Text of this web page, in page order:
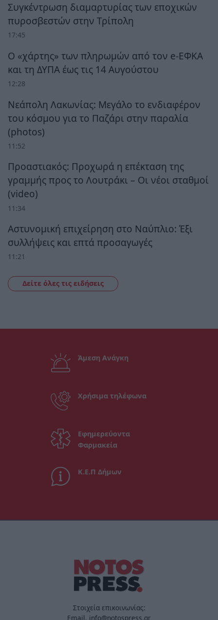
Συγκέντρωση διαμαρτυρίας των εποχικών
πυροσβεστών στην Τρίπολη
17:45
Ο «χάρτης» των πληρωμών από τον e-ΕΦΚΑ
και τη ΔΥΠΑ έως τις 14 Αυγούστου
12:28
Νεάπολη Λακωνίας: Μεγάλο το ενδιαφέρον
του κόσμου για το Παζάρι στην παραλία
(photos)
11:52
Προαστιακός: Προχωρά η επέκταση της
γραμμής προς το Λουτράκι – Οι νέοι σταθμοί
(video)
11:34
Αστυνομική επιχείρηση στο Ναύπλιο: Έξι
συλλήψεις και επτά προσαγωγές
11:21
Δείτε όλες τις ειδήσεις
Άμεση Ανάγκη
Χρήσιμα τηλέφωνα
Εφημερεύοντα
Φαρμακεία
Κ.Ε.Π Δήμων
Στοιχεία επικοινωνίας:
Email. info@notospress.gr